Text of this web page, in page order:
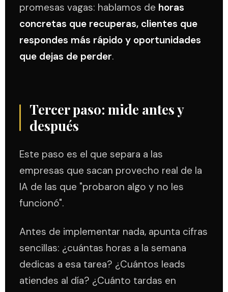
promesas vagas: hablamos de horas
concretas que recuperas, clientes que
respondes más rápido y oportunidades
que dejas de perder.
Tercer paso: mide antes y
después
Este paso es el que separa a las
empresas que sacan provecho real de la
IA de las que "probaron algo y no les
funcionó".
Antes de implementar nada, apunta cifras
sencillas: ¿cuántas horas a la semana
dedicas a esa tarea? ¿Cuántos leads
atiendes al día? ¿Cuánto tardas en